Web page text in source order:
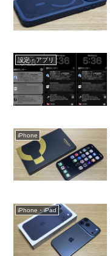
設定・アプリ
iPhone
iPhone・iPad